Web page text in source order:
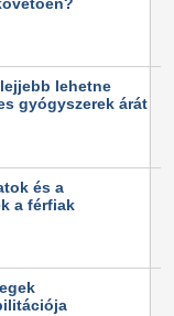
lehetne
gyógyszerek árát
és a
a férfiak